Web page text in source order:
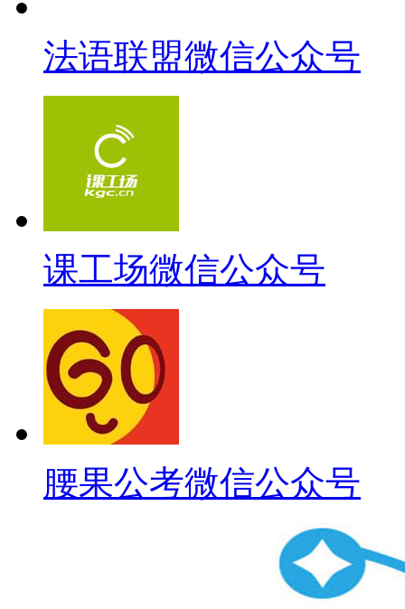
法语联盟微信公众号
课工场微信公众号
腰果公考微信公众号